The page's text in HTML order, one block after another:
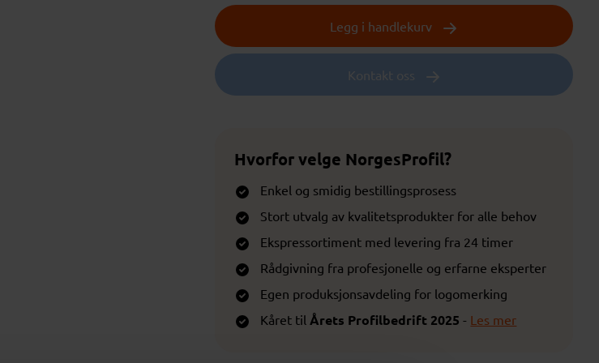
Legg i handlekurv
Kontakt oss
Hvorfor velge NorgesProfil?
Enkel og smidig bestillingsprosess
Stort utvalg av kvalitetsprodukter for alle behov
Ekspressortiment med levering fra 24 timer
Rådgivning fra profesjonelle og erfarne eksperter
Egen produksjonsavdeling for logomerking
Kåret til Årets Profilbedrift 2025 - Les mer